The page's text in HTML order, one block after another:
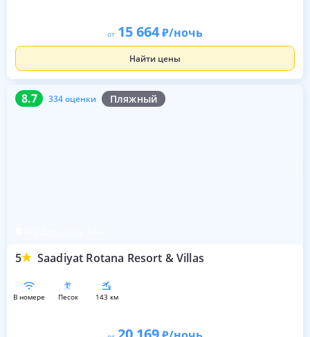
от 15 664 /ночь
Найти цены
8.7 334 оценки Пляжный
5 Saadiyat Rotana Resort & Villas
8.7 334 оценки
в номере песок 143 км